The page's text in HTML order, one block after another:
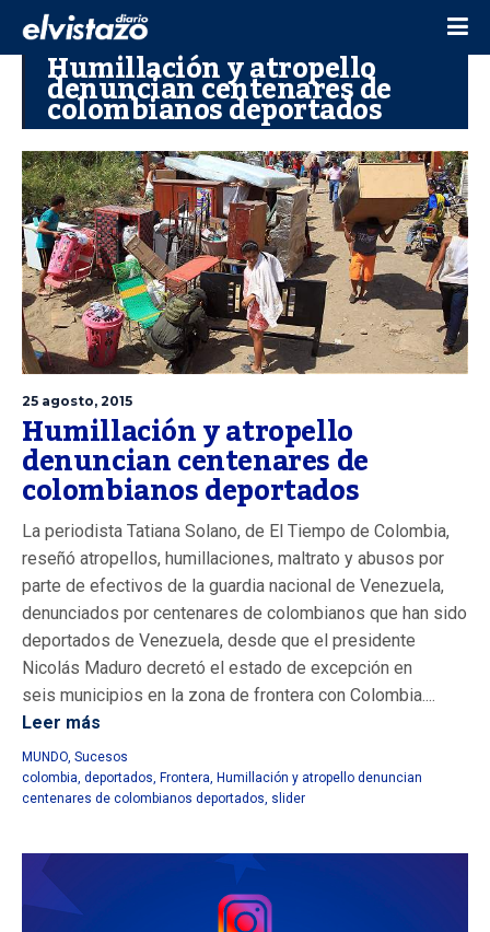
Humillación y atropello
denuncian centenares de
colombianos deportados
25 agosto, 2015
Humillación y atropello
denuncian centenares de
colombianos deportados
La periodista Tatiana Solano, de El Tiempo de Colombia,
reseñó atropellos, humillaciones, maltrato y abusos por
parte de efectivos de la guardia nacional de Venezuela,
denunciados por centenares de colombianos que han sido
deportados de Venezuela, desde que el presidente
Nicolás Maduro decretó el estado de excepción en
seis municipios en la zona de frontera con Colombia....
Leer más
MUNDO, Sucesos
colombia, deportados, Frontera, Humillación y atropello denuncian
centenares de colombianos deportados, slider